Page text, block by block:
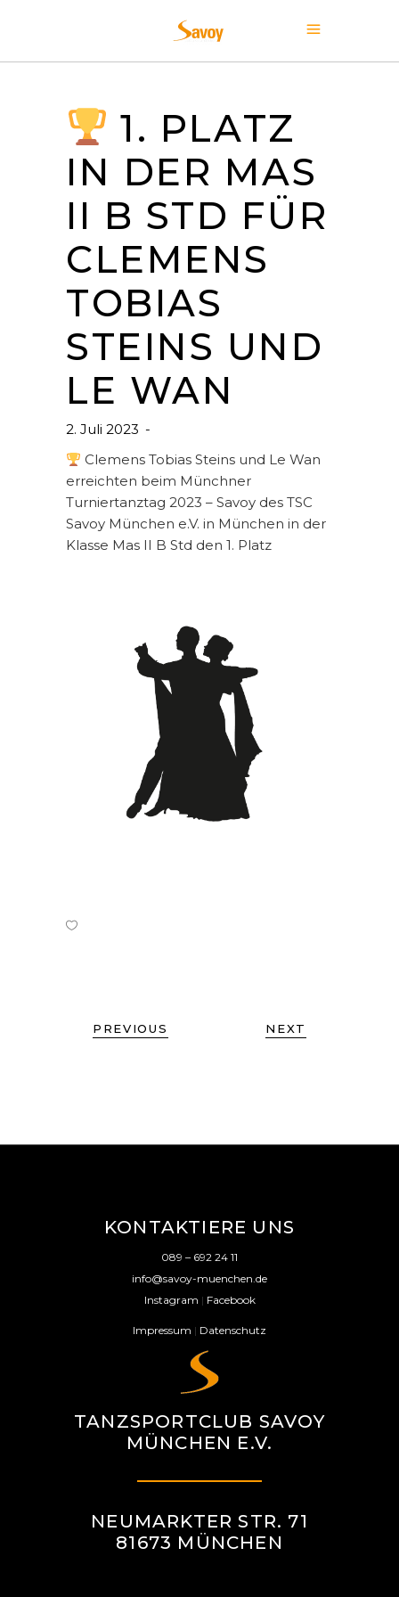
1. PLATZ
IN DER MAS
II B STD FÜR
CLEMENS
TOBIAS
STEINS UND
LE WAN
2. Juli 2023
Clemens Tobias Steins und Le Wan
erreichten beim Münchner
Turniertanztag 2023 – Savoy des TSC
Savoy München e.V. in München in der
Klasse Mas II B Std den 1. Platz
PREVIOUS NEXT
KONTAKTIERE UNS
089 – 692 24 11
info@savoy-muenchen.de
Instagram | Facebook
Impressum | Datenschutz
TANZSPORTCLUB SAVOY
MÜNCHEN E.V.
NEUMARKTER STR. 71
81673 MÜNCHEN